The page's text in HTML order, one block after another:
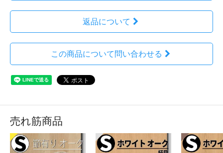
返品について
この商品について問い合わせる
売れ筋商品